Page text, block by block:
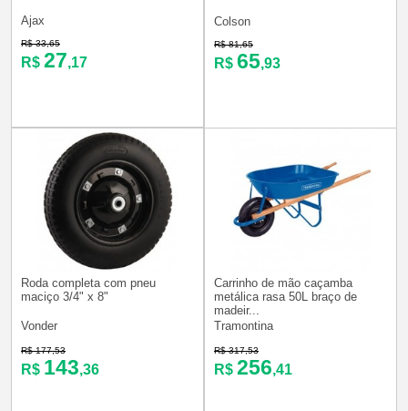
Ajax
R$ 33,65
R$ 27,17
Colson
R$ 81,65
R$ 65,93
Roda completa com pneu
maciço 3/4" x 8"
Vonder
R$ 177,53
R$ 143,36
Carrinho de mão caçamba
metálica rasa 50L braço de
madeir...
Tramontina
R$ 317,53
R$ 256,41